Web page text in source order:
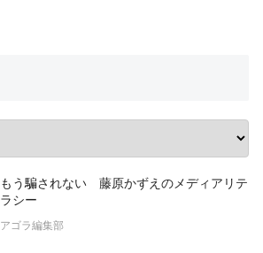
もう騙されない 藤原かずえのメディアリテ
ラシー
アゴラ編集部